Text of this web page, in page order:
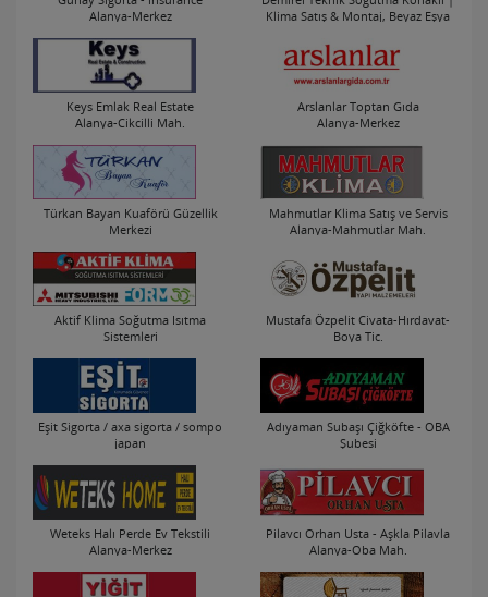
Alanya-Merkez
Klima Satış & Montaj, Beyaz Eşya
Alanya-Konaklı Mah.
Keys Emlak Real Estate
Alanya-Cikcilli Mah.
Arslanlar Toptan Gıda
Alanya-Merkez
Türkan Bayan Kuaförü Güzellik
Merkezi
Mahmutlar Klima Satış ve Servis
Alanya-Mahmutlar Mah.
Aktif Klima Soğutma Isıtma
Sistemleri
Mustafa Özpelit Civata-Hırdavat-
Boya Tic.
Eşit Sigorta / axa sigorta / sompo
japan
Adıyaman Subaşı Çiğköfte - OBA
Şubesi
Weteks Halı Perde Ev Tekstili
Alanya-Merkez
Pilavcı Orhan Usta - Aşkla Pilavla
Alanya-Oba Mah.